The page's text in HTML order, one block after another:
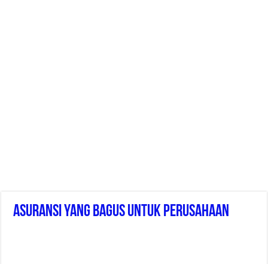
Asuransi Yang Bagus Untuk Perusahaan